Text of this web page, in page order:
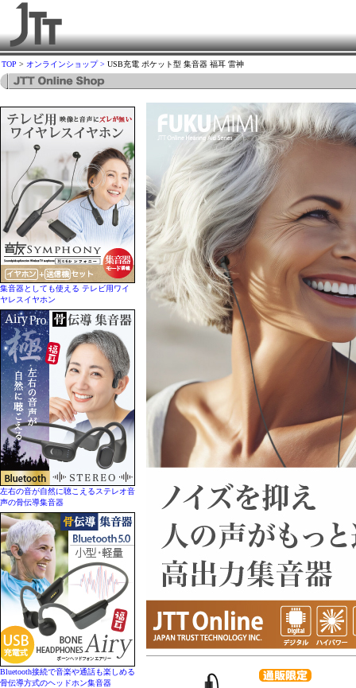
TOP > オンラインショップ > USB充電 ポケット型 集音器 福耳 雷神
集音器としても使える テレビ用ワイ
ヤレスイヤホン
左右の音が自然に聴こえるステレオ音
声の骨伝導集音器
Bluetooth接続で音楽や通話も楽しめる
骨伝導方式のヘッドホン集音器